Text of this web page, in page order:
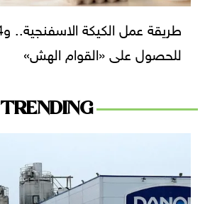
للحصول على «القوام الهش»
TRENDING